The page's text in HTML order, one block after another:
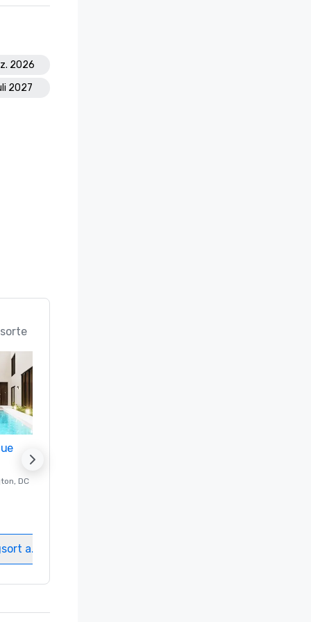
2026
2027
, DC
auswählen